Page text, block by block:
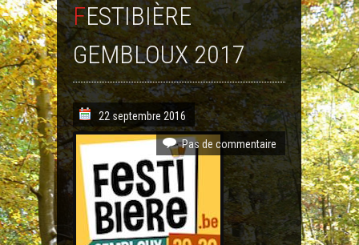
FESTIBIÈRE
GEMBLOUX 2017
22 septembre 2016
Pas de commentaire